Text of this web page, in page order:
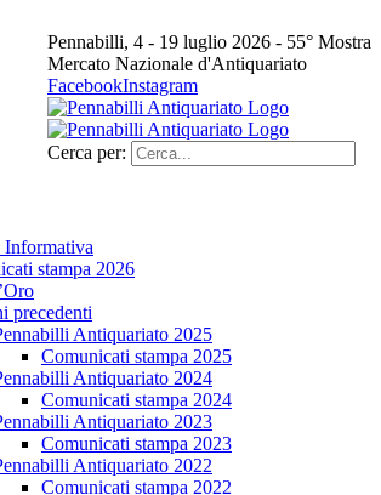
Pennabilli, 4 - 19 luglio 2026 - 55° Mostra
Mercato Nazionale d'Antiquariato
FacebookInstagram
Cerca per:
Informativa
stampa 2026
precedenti
Antiquariato 2025
Comunicati stampa 2025
Antiquariato 2024
Comunicati stampa 2024
Antiquariato 2023
Comunicati stampa 2023
Antiquariato 2022
Comunicati stampa 2022